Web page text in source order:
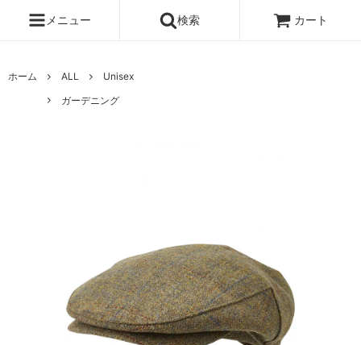
メニュー 検索 カート
ホーム ALL
Unisex
ガーデニング